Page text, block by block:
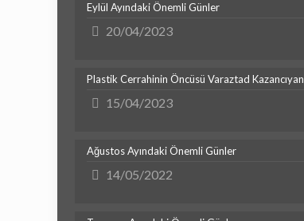
Eylül Ayındaki Önemli Günler
20/04/2023
Plastik Cerrahinin Öncüsü Varaztad Kazancıyan
15/04/2023
Ağustos Ayındaki Önemli Günler
14/05/2022